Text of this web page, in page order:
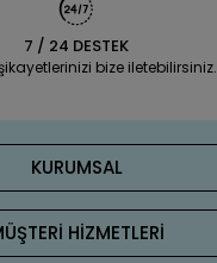
7 / 24 DESTEK
bize iletebilirsiniz.
KURUMSAL
HİZMETLERİ